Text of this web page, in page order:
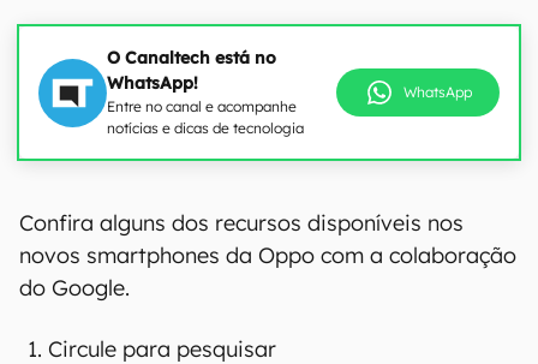
O Canaltech está no
WhatsApp!
Entre no canal e acompanhe
notícias e dicas de tecnologia
WhatsApp
Confira alguns dos recursos disponíveis nos
novos smartphones da Oppo com a colaboração
do Google.
Circule para pesquisar